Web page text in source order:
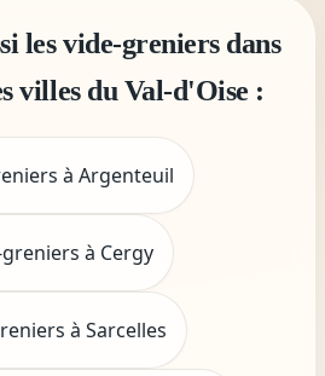
les vide-greniers dans
villes du Val-d'Oise :
à Argenteuil
à Cergy
à Sarcelles